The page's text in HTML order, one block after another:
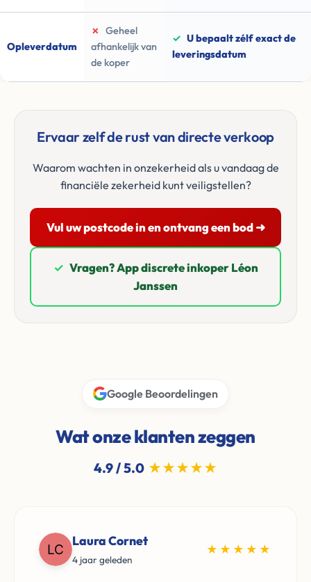
Opleverdatum
✗
Geheel
afhankelijk van
de koper
✓ U bepaalt zélf exact de
leveringsdatum
Ervaar zelf de rust van directe verkoop
Waarom wachten in onzekerheid als u vandaag de
financiële zekerheid kunt veiligstellen?
Vul uw postcode in en ontvang een bod ➜
✓ Vragen? App discrete inkoper Léon
Janssen
Google Beoordelingen
Wat onze klanten zeggen
4.9 / 5.0 ★★★★★
Laura Cornet
4 jaar geleden
★★★★★